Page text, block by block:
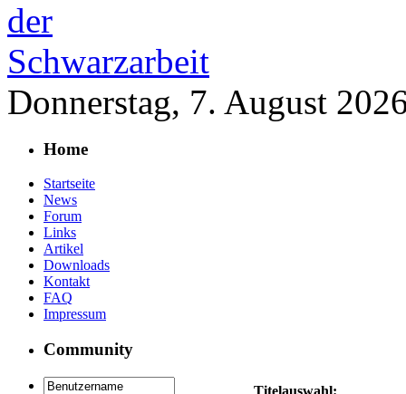
Donnerstag, 7. August
Home
Startseite
News
Forum
Links
Artikel
Downloads
Kontakt
FAQ
Impressum
Community
Titelauswahl: